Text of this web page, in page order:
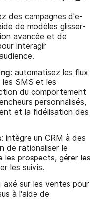
des campagnes d'e-
de modèles glisser-
avancée et de
interagir
: automatisez les flux
les SMS et les
du comportement
personnalisés,
et la fidélisation des
: intègre un CRM à des
de rationaliser le
les prospects, gérer les
les suivis.
axé sur les ventes pour
à l'aide de